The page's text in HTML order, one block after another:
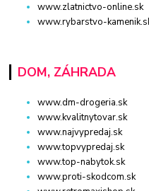
www.zlatnictvo-online.sk
www.rybarstvo-
DOM, ZÁHRADA
www.dm-drogeria.sk
www.kvalitnytovar.sk
www.najvypredaj.sk
www.topvypredaj.sk
www.top-nabytok.sk
www.proti-skodcom.sk